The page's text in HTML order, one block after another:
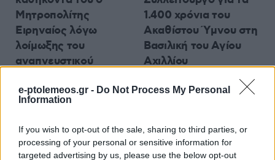
e-ptolemeos.gr - Do Not Process My Personal
Information
If you wish to opt-out of the sale, sharing to third parties, or
processing of your personal or sensitive information for
targeted advertising by us, please use the below opt-out
Μητροπολίτης
Ειρηναίος λόγω
λοίμωξης του
αναπνευστικού
1.400 χρόνια του
Ακαθίστου Ύμνου στη
Βασιλική του Αγίου
Αχιλλίου